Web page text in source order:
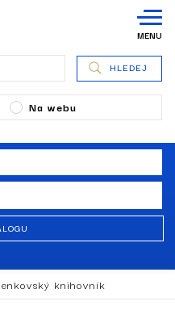
MENU
Na webu
HLEDEJ
knihovník